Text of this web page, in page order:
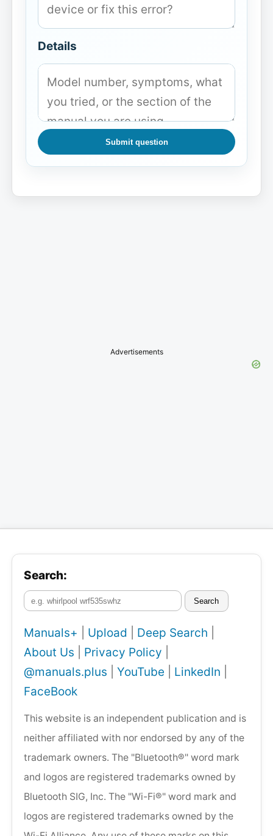
Details
Submit question
Advertisements
Search:
Search
Manuals+ Upload Deep Search
About Us
Privacy Policy
@manuals.plus
YouTube LinkedIn
FaceBook
This website is an independent publication and is
neither affiliated with nor endorsed by any of the
trademark owners. The "Bluetooth®" word mark
and logos are registered trademarks owned by
Bluetooth SIG, Inc. The "Wi-Fi®" word mark and
logos are registered trademarks owned by the